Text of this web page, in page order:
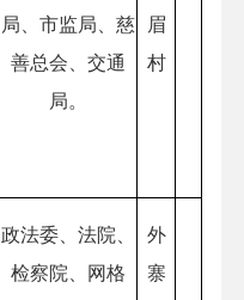
局、市监局、慈
善总会、交通
局。
眉
村
政法委、法院、
检察院、网格
外
寨